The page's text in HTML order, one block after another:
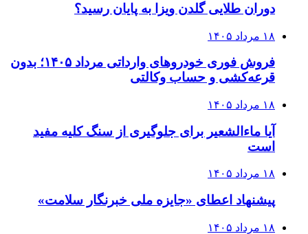
دوران طلایی گلدن ویزا به پایان رسید؟
۱۸ مرداد ۱۴۰۵
فروش فوری خودروهای وارداتی مرداد ۱۴۰۵؛ بدون
قرعه‌کشی و حساب وکالتی
۱۸ مرداد ۱۴۰۵
آیا ماءالشعیر برای جلوگیری از سنگ کلیه مفید
است
۱۸ مرداد ۱۴۰۵
پیشنهاد اعطای «جایزه ملی خبرنگار سلامت»
۱۸ مرداد ۱۴۰۵